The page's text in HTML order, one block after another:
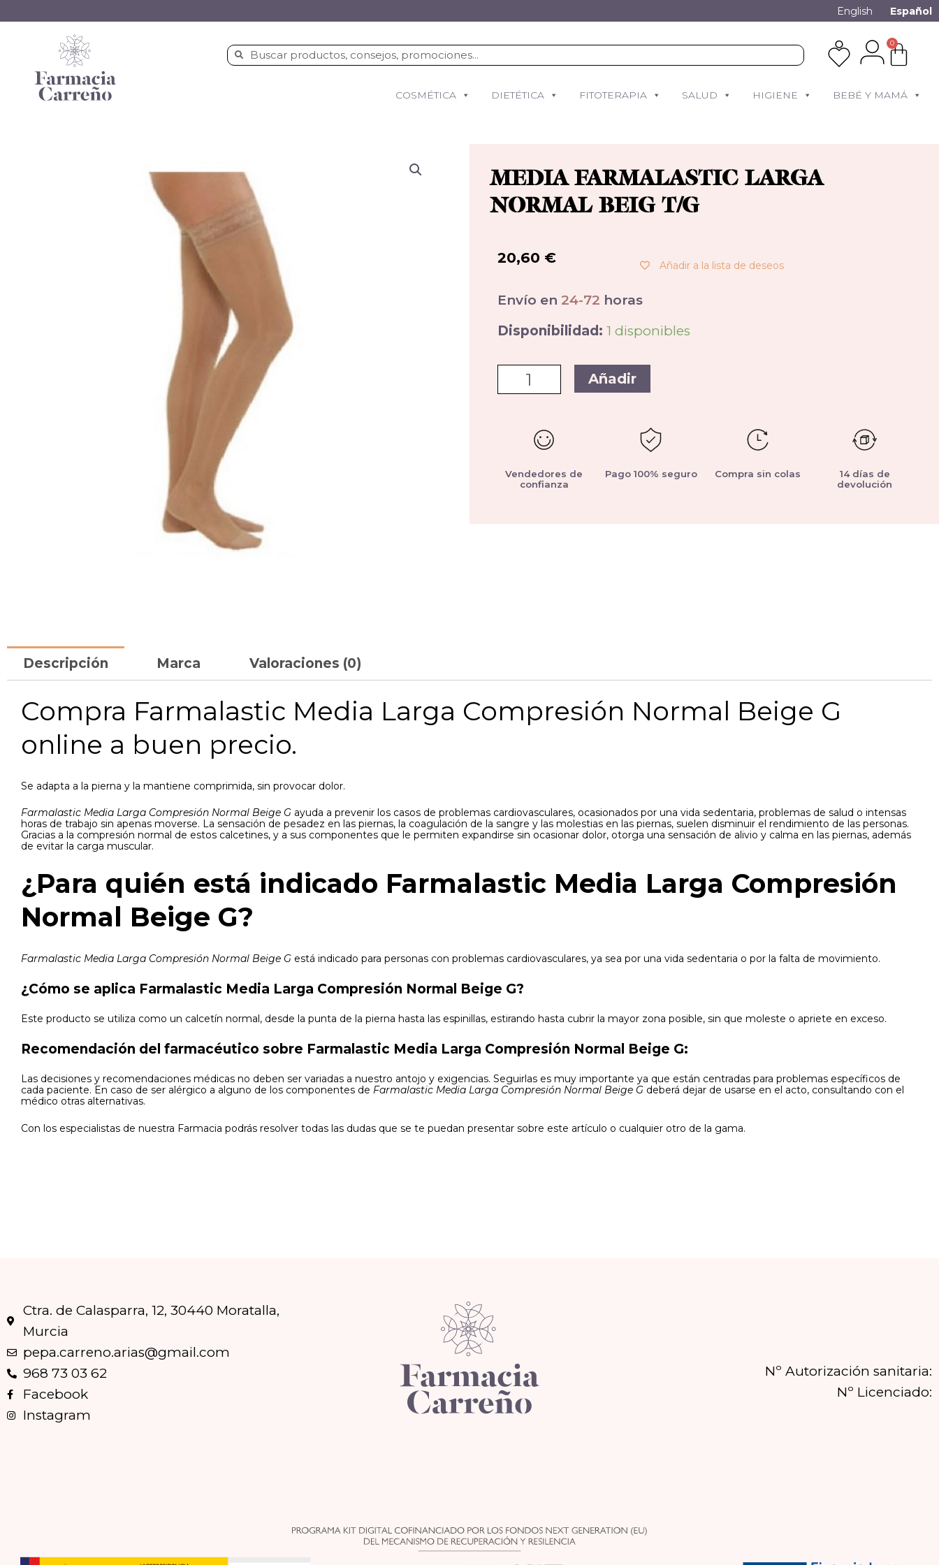
English Español
0
COSMÉTICA DIETÉTICA FITOTERAPIA SALUD HIGIENE BEBÉ Y MAMÁ
MEDIA FARMALASTIC LARGA
NORMAL BEIG T/G
20,60 € Añadir a la lista de deseos
Envío en 24-72 horas
Disponibilidad: 1 disponibles
Añadir
Vendedores de
confianza
Pago 100% seguro Compra sin colas
14 días de
devolución
Descripción Marca Valoraciones (0)
Compra Farmalastic Media Larga Compresión Normal Beige G
online a buen precio.
Se adapta a la pierna y la mantiene comprimida, sin provocar dolor.
Farmalastic Media Larga Compresión Normal Beige G ayuda a prevenir los casos de problemas cardiovasculares, ocasionados por una vida sedentaria, problemas de salud o intensas
horas de trabajo sin apenas moverse. La sensación de pesadez en las piernas, la coagulación de la sangre y las molestias en las piernas, suelen disminuir el rendimiento de las personas.
Gracias a la compresión normal de estos calcetines, y a sus componentes que le permiten expandirse sin ocasionar dolor, otorga una sensación de alivio y calma en las piernas, además
de evitar la carga muscular.
¿Para quién está indicado Farmalastic Media Larga Compresión
Normal Beige G?
Farmalastic Media Larga Compresión Normal Beige G está indicado para personas con problemas cardiovasculares, ya sea por una vida sedentaria o por la falta de movimiento.
¿Cómo se aplica Farmalastic Media Larga Compresión Normal Beige G?
Este producto se utiliza como un calcetín normal, desde la punta de la pierna hasta las espinillas, estirando hasta cubrir la mayor zona posible, sin que moleste o apriete en exceso.
Recomendación del farmacéutico sobre Farmalastic Media Larga Compresión Normal Beige G:
Las decisiones y recomendaciones médicas no deben ser variadas a nuestro antojo y exigencias. Seguirlas es muy importante ya que están centradas para problemas específicos de
cada paciente. En caso de ser alérgico a alguno de los componentes de Farmalastic Media Larga Compresión Normal Beige G deberá dejar de usarse en el acto, consultando con el
médico otras alternativas.
Con los especialistas de nuestra Farmacia podrás resolver todas las dudas que se te puedan presentar sobre este artículo o cualquier otro de la gama.
Ctra. de Calasparra, 12, 30440 Moratalla,
Murcia
pepa.carreno.arias@gmail.com
968 73 03 62
Facebook
Instagram
Nº Autorización sanitaria:
Nº Licenciado: